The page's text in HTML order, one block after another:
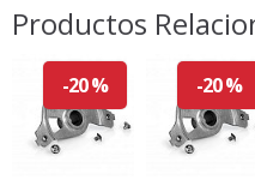
Productos
-20 % -20 %